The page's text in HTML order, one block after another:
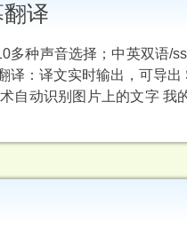
译
多种声音选择；中英双语/
译：译文实时输出，可导出
自动识别图片上的文字 我